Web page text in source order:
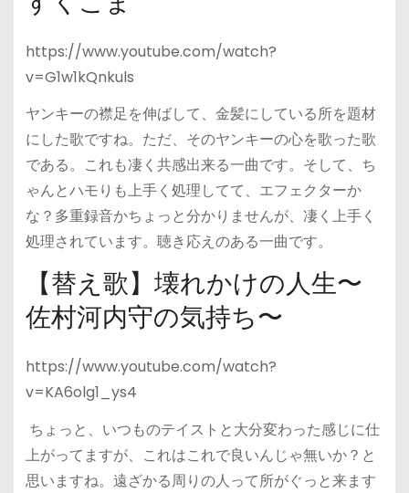
https://www.youtube.com/watch?
v=G1w1kQnkuls
ヤンキーの襟足を伸ばして、金髪にしている所を題材
にした歌ですね。ただ、そのヤンキーの心を歌った歌
である。これも凄く共感出来る一曲です。そして、ち
ゃんとハモりも上手く処理してて、エフェクターか
な？多重録音かちょっと分かりませんが、凄く上手く
処理されています。聴き応えのある一曲です。
【替え歌】壊れかけの人生〜
佐村河内守の気持ち〜
https://www.youtube.com/watch?
v=KA6olg1_ys4
ちょっと、いつものテイストと大分変わった感じに仕
上がってますが、これはこれで良いんじゃ無いか？と
思いますね。遠ざかる周りの人って所がぐっと来ます